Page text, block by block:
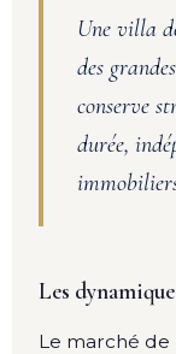
Une villa
des
conserve
durée,
Les
Le marché